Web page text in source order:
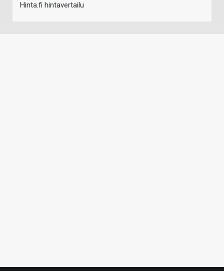
Hinta.fi hintavertailu